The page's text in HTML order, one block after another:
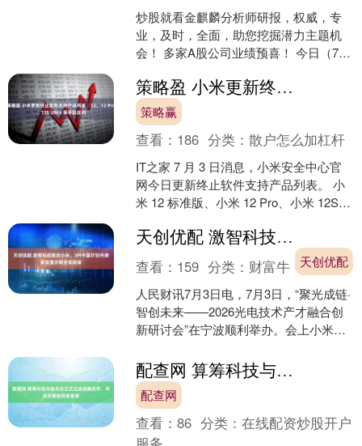
炒股就看金麒麟分析师研报，权威，专
业，及时，全面，助您挖掘潜力主题机
会！ 多家A股公司业绩预喜！ 今日（7月
材、中电港、中金....
策略盈 小米更新终止软件支持产品列表，12、12 Pro、12S Ultra 等手机在列
策略赢
查看： 186 分类：散户怎么加杠杆
IT之家 7 月 3 日消息，小米安全中心官
网今日更新终止软件支持产品列表。 小
米 12 标准版、小米 12 Pro、小米 12S
天创优配 激智科技联合小米、3M中国计划共建新型显示联合实验室
天创优配
查看： 159 分类： 财富牛
人民财讯7月3日电，7月3日，“聚光成链·
智创未来——2026光电技术产才融合创
新研讨会”在宁波顺利举办。会上小米、
示联合实....
配查网 算筹科技与电光云正式达成战略合作，共启双算服务新篇章
配查网
查看：86 分类：在线配资炒股开户